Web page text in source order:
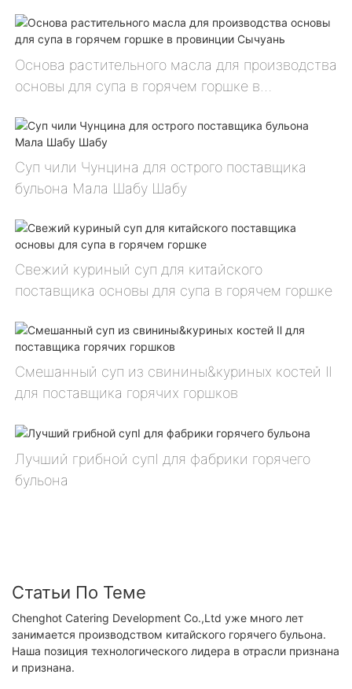
Основа растительного масла для производства
основы для супа в горячем горшке в
Суп чили Чунцина для острого поставщика
бульона Мала Шабу Шабу
Свежий куриный суп для китайского
поставщика основы для супа в горячем горшке
Смешанный суп из свинины&куриных костей Ⅱ
для поставщика горячих горшков
Лучший грибной супⅠ для фабрики горячего
бульона
Статьи По Теме
Chenghot Catering Development Co.,Ltd уже много лет
занимается производством китайского горячего бульона.
Наша позиция технологического лидера в отрасли признана
и признана.